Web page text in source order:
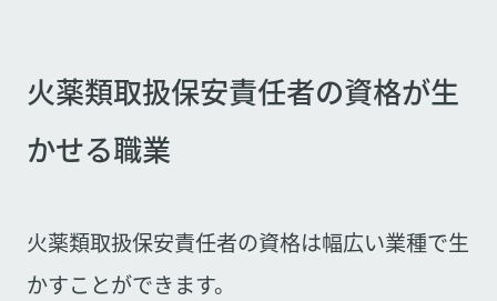
火薬類取扱保安責任者の資格が生
かせる職業
火薬類取扱保安責任者の資格は幅広い業種で生
かすことができます。